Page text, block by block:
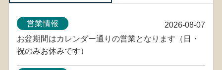
2026-08-07
営業情報
お盆期間はカレンダー通りの営業となります（日・
祝のみお休みです）